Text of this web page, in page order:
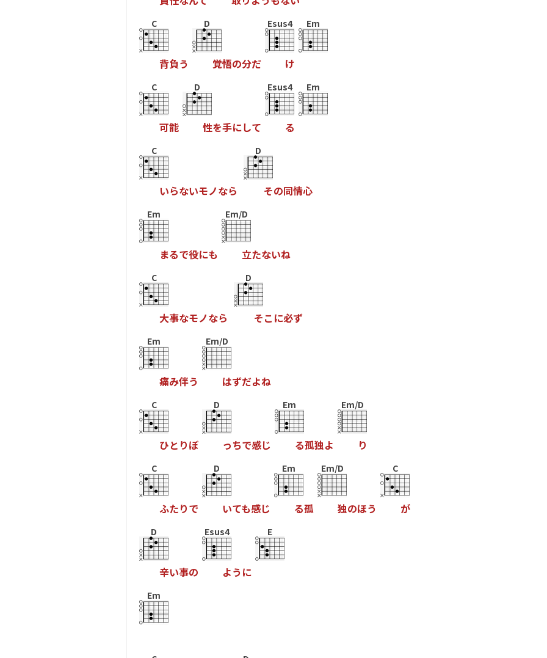
C
背負う
D
覚悟の分だ
Esus4
け
Em
C
可能
D
性を手にして
Esus4
る
Em
C
いらないモノなら
D
その同情心
Em
まるで役にも
Em/D
立たないね
C
大事なモノなら
D
そこ に必ず
Em
痛み伴う
Em/D
はずだよね
C
ひと りぼ
D
っちで感じ
Em
る孤独よ
Em/D
り
C
ふたりで
D
いても感じ
Em
る孤
Em/D
独のほう
C
が
D
辛い事の
Esus4
よう に
E
Em